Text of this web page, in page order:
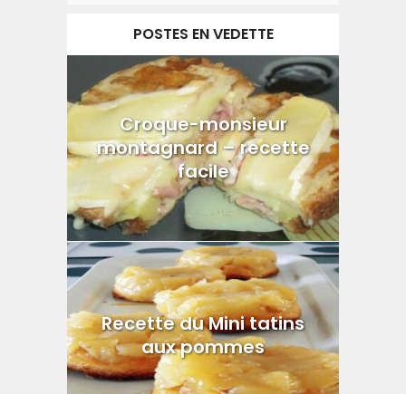
POSTES EN VEDETTE
Croque-monsieur
montagnard – recette
facile
Recette du Mini tatins
aux pommes